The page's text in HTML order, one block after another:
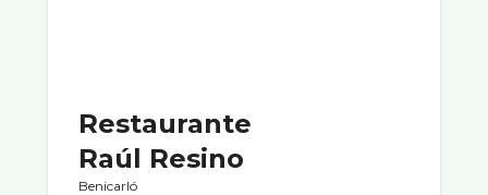
Restaurante
Raúl Resino
Benicarló